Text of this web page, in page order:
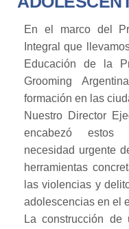
En el marco del
Integral que
Educación de la
Grooming
formación en las
Nuestro Director
encabezó estos
necesidad urgente
herramientas
las violencias y
adolescencias en el
La construcción